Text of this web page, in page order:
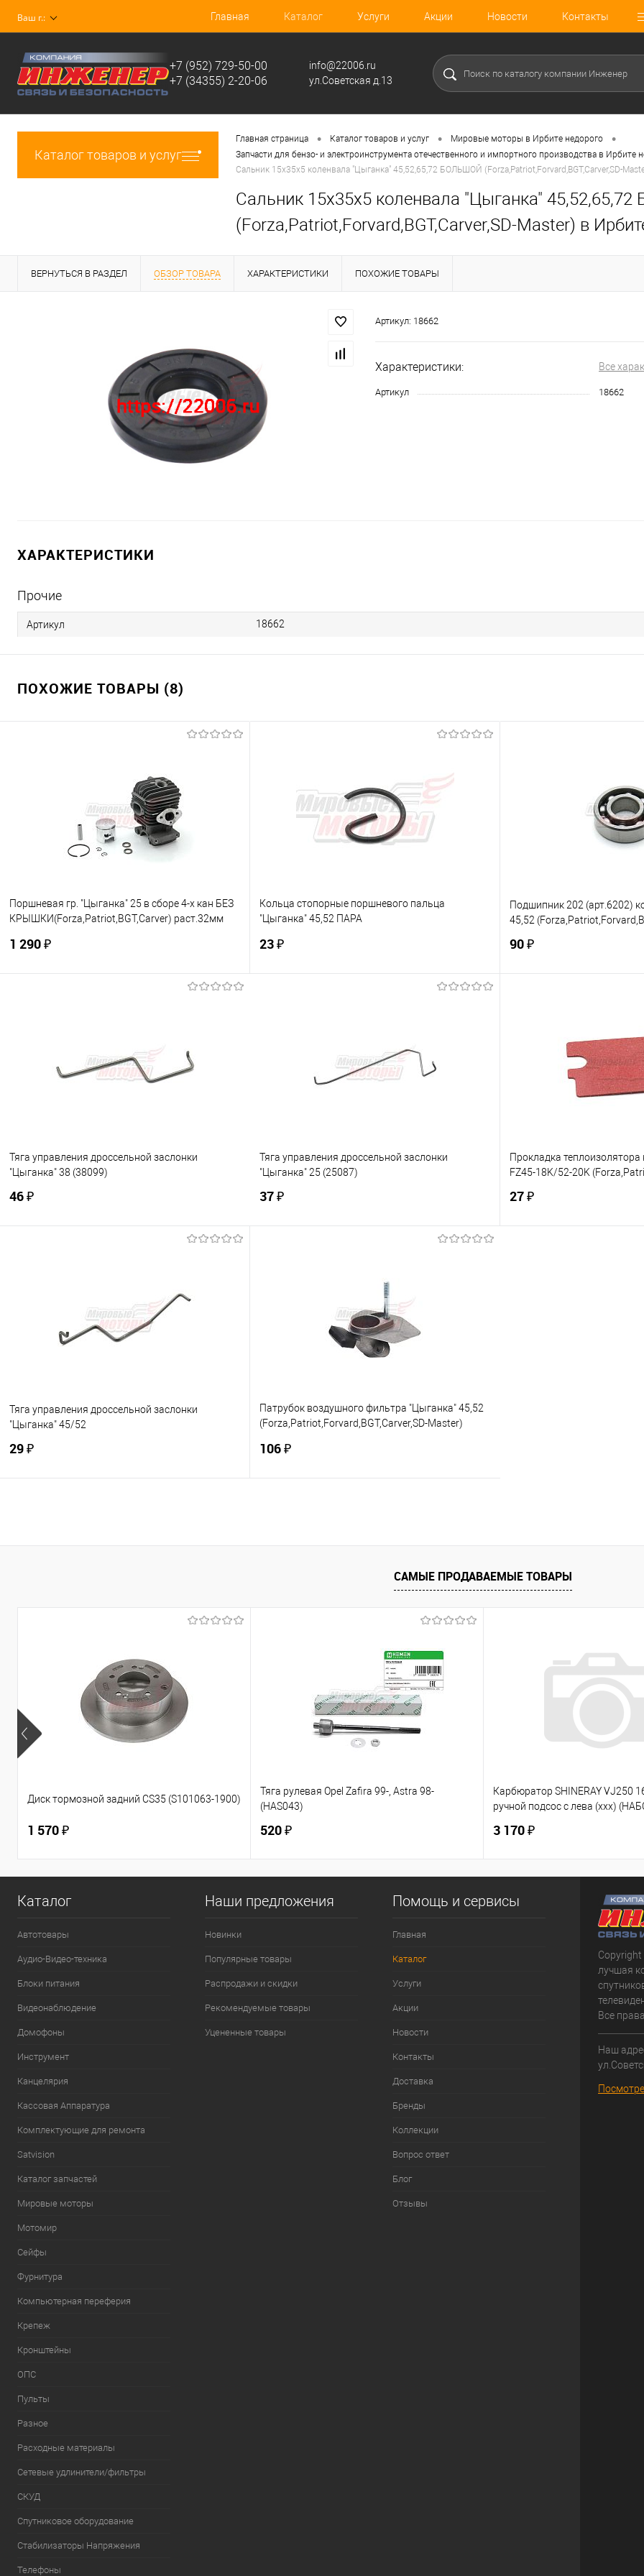
Ваш г.: Главная Каталог Услуги Акции Новости Контакты
+7 (952) 729-50-00
+7 (34355) 2-20-06
info@22006.ru
ул.Советская д.13
Каталог товаров и услуг
Главная страница • Каталог товаров и услуг • Мировые моторы в Ирбите недорого •
Запчасти для бензо- и электроинструмента отечественного и импортного производства в Ирбите
Сальник 15х35х5 коленвала "Цыганка" 45,52,65,72 БОЛЬШОЙ (Forza,Patriot,Forvard,BGT,Carver,SD-
Сальник 15х35х5 коленвала "Цыганка"
(Forza,Patriot,Forvard,BGT,Carver,SD-Master) в
ВЕРНУТЬСЯ В РАЗДЕЛ ОБЗОР ТОВАРА ХАРАКТЕРИСТИКИ ПОХОЖИЕ ТОВАРЫ
Артикул: 18662
Характеристики: Все
Артикул 18662
ХАРАКТЕРИСТИКИ
Прочие
Артикул 18662
ПОХОЖИЕ ТОВАРЫ (8)
Поршневая гр. "Цыганка" 25 в сборе 4-х кан БЕЗ
КРЫШКИ(Forza,Patriot,BGT,Carver) раст.32мм
1 290 ₽
В избранное
В наличии
Кольца стопорные поршневого пальца
"Цыганка" 45,52 ПАРА
23 ₽
В наличии
Подшипник 202 (арт.6202)
45,52
90 ₽
Купить в 1 клик
В избранное
Тяга управления дроссельной заслонки
"Цыганка" 38 (38099)
46 ₽
К сравнению
В наличии
Тяга управления дроссельной заслонки
"Цыганка" 25 (25087)
37 ₽
В наличии
Прокладка
FZ45-18K/52-20K
27 ₽
Тяга управления дроссельной заслонки
"Цыганка" 45/52
29 ₽
Купить в 1 клик
К сравнению
Патрубок воздушного фильтра "Цыганка" 45,52
(Forza,Patriot,Forvard,BGT,Carver,SD-Master)
106 ₽
Купить в 1 клик
К сравнению
В наличии
САМЫЕ ПРОДАВАЕМЫЕ ТОВАРЫ
Диск тормозной задний CS35 (S101063-1900)
1 570 ₽
Тяга рулевая Opel Zafira 99-, Astra 98-
(HAS043)
520 ₽
Карбюратор SHINERAY VJ250
ручной подсос с лева (ххх)
3 170 ₽
Каталог
Автотовары
Аудио-Видео-техника
Блоки питания
Видеонаблюдение
Домофоны
Инструмент
Канцелярия
Кассовая Аппаратура
Комплектующие для ремонта
Satvision
Каталог запчастей
Мировые моторы
Мотомир
Сейфы
Фурнитура
Компьютерная переферия
Крепеж
Кронштейны
ОПС
Пульты
Разное
Расходные материалы
Сетевые удлинители/фильтры
СКУД
Спутниковое оборудование
Стабилизаторы Напряжения
Телефоны
Наши предложения
Новинки
Популярные товары
Распродажи и скидки
Рекомендуемые товары
Уцененные товары
Помощь и сервисы
Главная
Каталог
Услуги
Акции
Новости
Контакты
Доставка
Бренды
Коллекции
Вопрос ответ
Блог
Отзывы
лучшая
Все
Наш